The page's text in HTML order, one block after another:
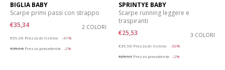
BIGLIA BABY
Scarpe primi passi con strappo
€35,34
2 COLORI
€59,90 Prezzo di listino
-41%
€35,94 Prezzo precedente -2%
SPRINTYE BABY
Scarpe running leggere e
traspiranti
€25,53
3 COLORI
€39,90 Prezzo di listino
-36%
€25,93 Prezzo precedente -2%